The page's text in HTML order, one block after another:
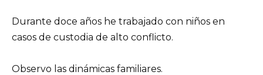
Durante doce años he trabajado con niños en
casos de custodia de alto conflicto.
Observo las dinámicas familiares.